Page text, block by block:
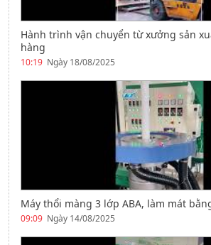
Hành trình vận chuyển từ xưởng sản
hàng
10:19 Ngày 18/08/2025
Máy thổi màng 3 lớp ABA, làm mát
09:09 Ngày 14/08/2025